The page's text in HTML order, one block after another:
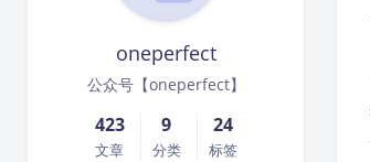
oneperfect
公众号【oneperfect】
423
文章
9
分类
24
标签